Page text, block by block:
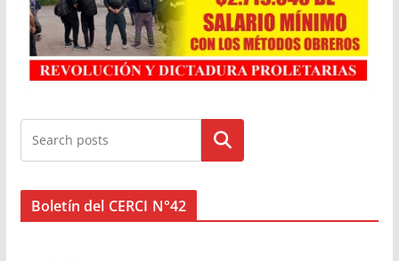
Buscar
Boletín del CERCI N°42